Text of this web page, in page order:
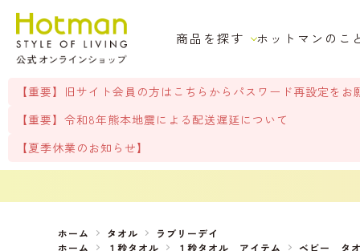
商品を探す ホットマンのこ
【重要】旧サイト会員の方はこちらからパスワード再設定をお
【重要】令和8年熊本地震による配送遅延について
【夏季休業のお知らせ】
ホーム タオル
ラブリーデイ
ホーム
１秒タオル １秒タオル アイテム ベビー タ